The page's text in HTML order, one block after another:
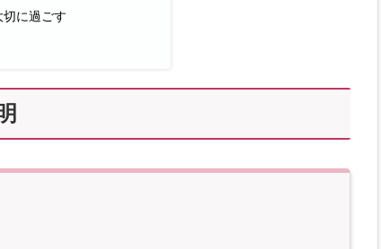
に過ごす